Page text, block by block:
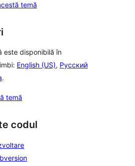
temă
este disponibilă în
English (US), Русский
.
temă
codul